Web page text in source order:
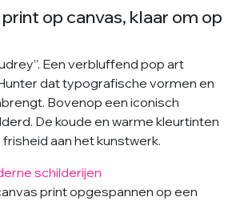
op canvas, klaar om op
Een verbluffend pop art
dat typografische vormen en
Bovenop een iconisch
De koude en warme kleurtinten
aan het kunstwerk.
schilderijen
print opgespannen op een